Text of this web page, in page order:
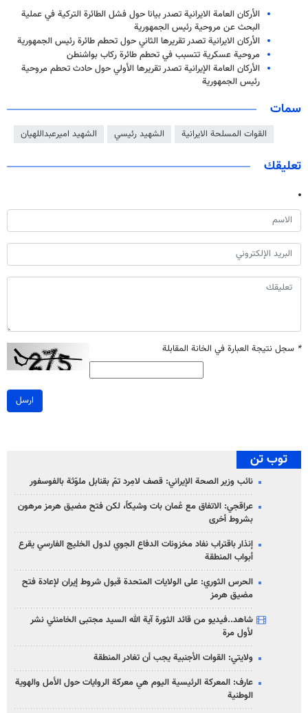
الأركان العامة الايرانية تصدر بيانا حول فشل الطائرة التركية في عملية
البحث عن مروحية رئيس الجمهورية
الأركان الايرانية تصدر تقريرها الثاني حول تحطم طائرة رئيس الجمهورية
مروحية عسكرية تتسبب في تحطم طائرة ركاب بواشنطن
الأركان العامة الإيرانية تصدر تقريرها الأولي حول حادث تحطم مروحية
رئيس الجمهورية
سمات
القوات المسلحة الايرانية الشهيد رئيسي الشهيد اميرعبداللهيان
تعليقك
* سجل نتيجة العبارة في الخانة المقابلة
ارسل
توب تن
نائب وزير الصحة الإيراني: قصف لامِرد تمّ بقنابل ملوّثة بالفوسفور
عراقجي: الاتفاق مع عُمان بات وشيكاً، لكن فتح مضيق هرمز مرهون
بشروط أخرى
إنذار باقتراب نفاد مخزونات الدفاع الجوي لدول الخليج الفارسي يقرع
أبواب المنطقة
الحرس الثوري: على الولايات المتحدة قبول شروط إيران لإعادة فتح
مضيق هرمز
شاهد..فيديو من قائد الثورة آية الله السيد مجتبى الخامنئي نشر
لأول مرة
ولايتي: القوات الأجنبية يجب أن تغادر المنطقة
عارف: المعركة الرئيسية اليوم هي معركة الروايات حول الأمل والهوية
الوطنية